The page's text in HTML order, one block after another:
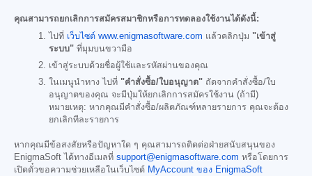
คุณสามารถยกเลิกการสมัครสมาชิกหรือการทดลองใช้งานได้ดังนี้:
ไปที่ เว็บไซต์ www.enigmasoftware.com แล้วคลิกปุ่ม "เข้าสู่
ระบบ" ที่มุมบนขวามือ
เข้าสู่ระบบด้วยชื่อผู้ใช้และรหัสผ่านของคุณ
ในเมนูนำทาง ไปที่ "คำสั่งซื้อ/ใบอนุญาต" ถัดจากคำสั่งซื้อ/ใบ
อนุญาตของคุณ จะมีปุ่มให้ยกเลิกการสมัครใช้งาน (ถ้ามี)
หมายเหตุ: หากคุณมีคำสั่งซื้อ/ผลิตภัณฑ์หลายรายการ คุณจะต้อง
ยกเลิกทีละรายการ
หากคุณมีข้อสงสัยหรือปัญหาใด ๆ คุณสามารถติดต่อฝ่ายสนับสนุนของ
EnigmaSoft ได้ทางอีเมลที่ support@enigmasoftware.com หรือโดยการ
เปิดตั๋วขอความช่วยเหลือในเว็บไซต์ MyAccount ของ EnigmaSoft